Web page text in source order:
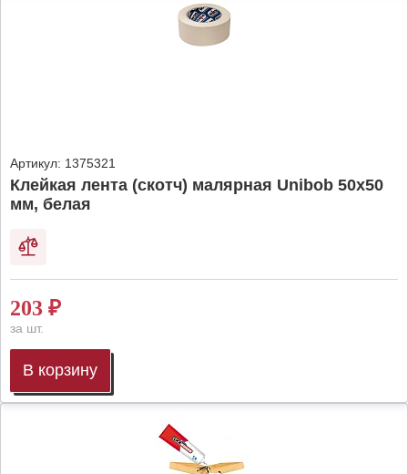
Артикул: 1375321
Клейкая лента (скотч) малярная Unibob 50х50
мм, белая
203 ₽
за шт.
В корзину